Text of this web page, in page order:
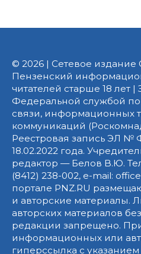
© 2026 | Сетевое издание
Пензенский
читателей старше 18 лет
Федеральной службой
связи, информационных
коммуникаций
Реестровая запись ЭЛ №
18.02.2022 года.
редактор — Белов В.Ю.
(8412) 238-002, e-mail:
портале PNZ.RU
и авторские материалы.
авторских материалов
редакции запрещено.
информационных или
гиперссылка с указанием